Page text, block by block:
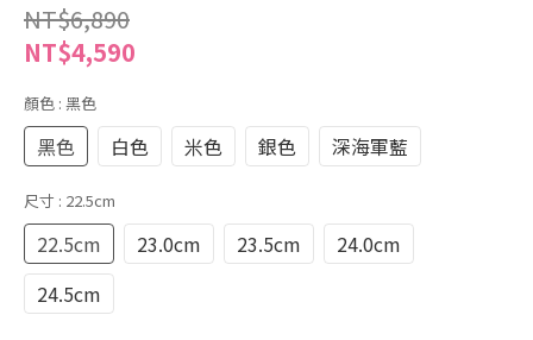
NT$6,890
NT$4,590
顏色 : 黑色
黑色 白色 米色 銀色 深海軍藍
尺寸 : 22.5cm
22.5cm 23.0cm 23.5cm
24.0cm
24.5cm